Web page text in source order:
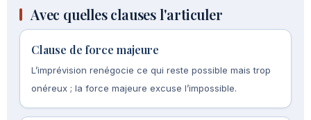
Avec quelles clauses l'articuler
Clause de force majeure
L’imprévision renégocie ce qui reste possible mais trop
onéreux ; la force majeure excuse l’impossible.